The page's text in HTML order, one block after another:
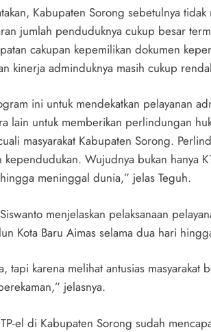
Kabupaten Sorong sebetulnya
jumlah penduduknya cukup besar
cakupan kepemilikan dokumen
kinerja adminduknya masih cukup
ini untuk mendekatkan pelayanan
lain untuk memberikan perlindungan
masyarakat Kabupaten Sorong.
Wujudnya bukan hanya
meninggal dunia,” jelas Teguh.
menjelaskan pelaksanaan
Kota Baru Aimas selama dua hari
tapi karena melihat antusias masyarakat
jelasnya.
el di Kabupaten Sorong sudah